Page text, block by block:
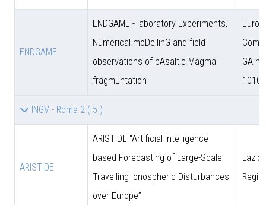
ENDGAME
ENDGAME - laboratory Experiments,
Numerical moDellinG and field
observations of bAsaltic Magma
fragmEntation
GA n.
INGV - Roma 2 ( 5 )
ARISTIDE
ARISTIDE “Artificial Intelligence
based Forecasting of Large-Scale
Travelling Ionospheric Disturbances
over Europe”
Lazio